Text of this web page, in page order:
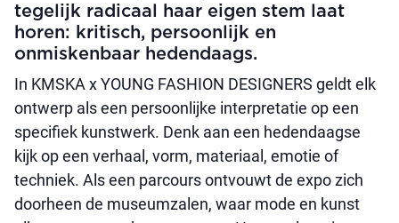
tegelijk radicaal haar eigen stem laat
horen: kritisch, persoonlijk en
onmiskenbaar hedendaags.
In KMSKA x YOUNG FASHION DESIGNERS geldt elk
ontwerp als een persoonlijke interpretatie op een
specifiek kunstwerk. Denk aan een hedendaagse
kijk op een verhaal, vorm, materiaal, emotie of
techniek. Als een parcours ontvouwt de expo zich
doorheen de museumzalen, waar mode en kunst